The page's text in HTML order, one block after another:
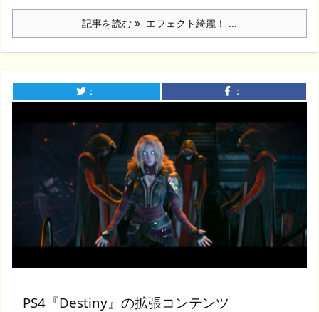
記事を読む エフェクト綺麗！ ...
： ：
PS4『Destiny』の拡張コンテンツ